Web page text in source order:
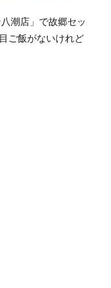
潮店」で故郷セッ
ご飯がないけれど